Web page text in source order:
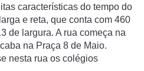
caracterí­sticas do tempo do
e reta, que conta com 460
de largura. A rua começa na
na Praça 8 de Maio.
nesta rua os colégios